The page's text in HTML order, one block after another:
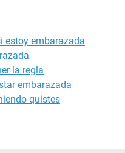
estoy embarazada
la regla
embarazada
quistes